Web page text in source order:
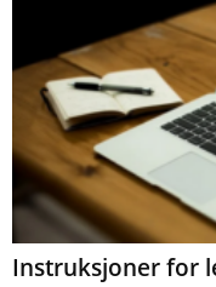
Instruksjoner for